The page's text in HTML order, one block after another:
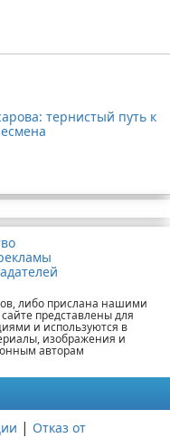
тернистый путь к
либо прислана нашими
представлены для
и используются в
изображения и
авторам
| Отказ от